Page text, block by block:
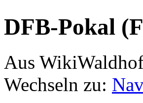
DFB-Pokal
Aus
Wechseln zu: